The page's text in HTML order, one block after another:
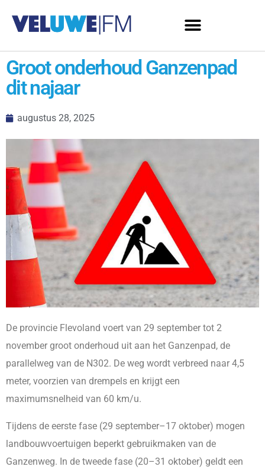
Groot onderhoud Ganzenpad
dit najaar
augustus 28, 2025
De provincie Flevoland voert van 29 september tot 2
november groot onderhoud uit aan het Ganzenpad, de
parallelweg van de N302. De weg wordt verbreed naar 4,5
meter, voorzien van drempels en krijgt een
maximumsnelheid van 60 km/u.
Tijdens de eerste fase (29 september–17 oktober) mogen
landbouwvoertuigen beperkt gebruikmaken van de
Ganzenweg. In de tweede fase (20–31 oktober) geldt een